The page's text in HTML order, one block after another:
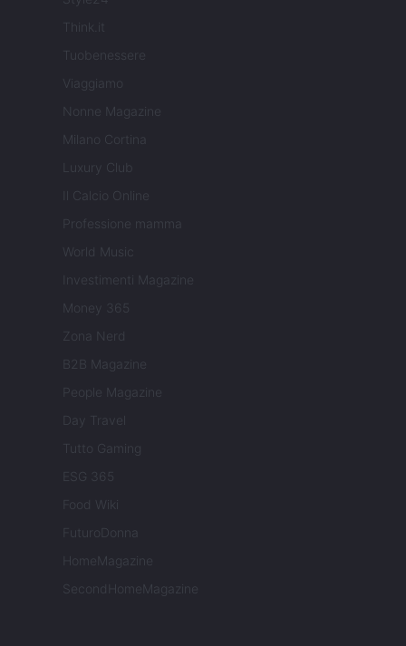
Think.it
Tuobenessere
Viaggiamo
Nonne Magazine
Milano Cortina
Luxury Club
Il Calcio Online
Professione mamma
World Music
Investimenti Magazine
Money 365
Zona Nerd
B2B Magazine
People Magazine
Day Travel
Tutto Gaming
ESG 365
Food Wiki
FuturoDonna
HomeMagazine
SecondHomeMagazine